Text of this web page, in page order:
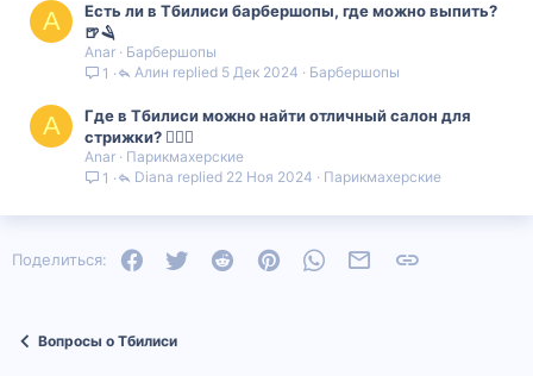
A
Есть ли в Тбилиси барбершопы, где можно выпить?
🍺🪒
Anar
Барбершопы
1
Барбершопы
5 Дек 2024
Алин
A
Где в Тбилиси можно найти отличный салон для
стрижки? 💇‍♀️✨
Anar
Парикмахерские
1
Парикмахерские
22 Ноя 2024
Diana
Поделиться: FacebookTwitter Reddit PinterestWhatsAppЭлектронная почта
Вопросы о Тбилиси